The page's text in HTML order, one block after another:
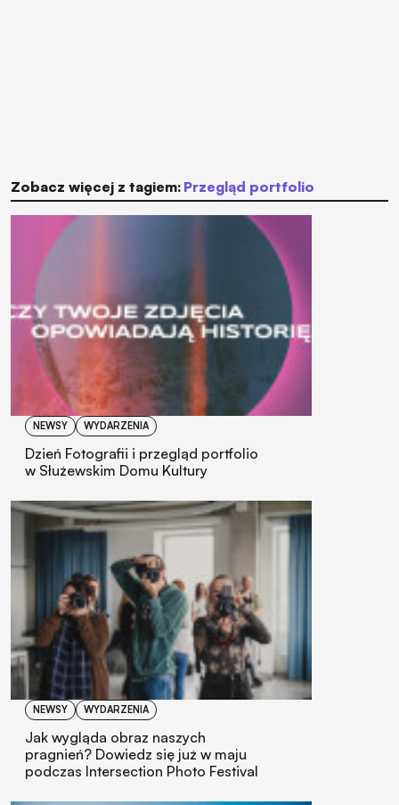
Zobacz więcej z tagiem: przegląd portfolio
NEWSY WYDARZENIA
Dzień Fotografii i przegląd portfolio
w Służewskim Domu Kultury
NEWSY WYDARZENIA
Jak wygląda obraz naszych
pragnień? Dowiedz się już w maju
podczas Intersection Photo Festival